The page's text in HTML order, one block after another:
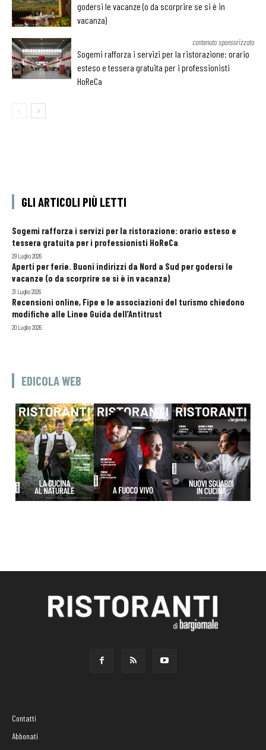
godersi le vacanze (o da scorprire se si è in
vacanza)
contenuto sponsorizzato
Sogemi rafforza i servizi per la ristorazione: orario
esteso e tessera gratuita per i professionisti
HoReCa
GLI ARTICOLI PIÙ LETTI
Sogemi rafforza i servizi per la ristorazione: orario esteso e
tessera gratuita per i professionisti HoReCa
29 Luglio 2026
Aperti per ferie. Buoni indirizzi da Nord a Sud per godersi le
vacanze (o da scorprire se si è in vacanza)
31 Luglio 2026
Recensioni online, Fipe e le associazioni del turismo chiedono
modifiche alle Linee Guida dell’Antitrust
20 Luglio 2026
EDICOLA WEB
Contatti
Abbonati